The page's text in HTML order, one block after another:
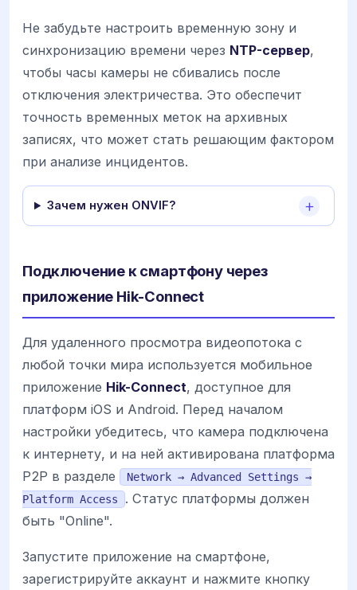
Не забудьте настроить временную зону и
синхронизацию времени через NTP-сервер,
чтобы часы камеры не сбивались после
отключения электричества. Это обеспечит
точность временных меток на архивных
записях, что может стать решающим фактором
при анализе инцидентов.
Зачем нужен ONVIF?
Подключение к смартфону через
приложение Hik-Connect
Для удаленного просмотра видеопотока с
любой точки мира используется мобильное
приложение Hik-Connect, доступное для
платформ iOS и Android. Перед началом
настройки убедитесь, что камера подключена
к интернету, и на ней активирована платформа
P2P в разделе
Network → Advanced Settings →
Platform Access
. Статус платформы должен
быть "Online".
Запустите приложение на смартфоне,
зарегистрируйте аккаунт и нажмите кнопку